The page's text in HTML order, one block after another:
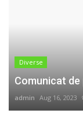
Diverse
Comunicat de
admin Aug 16, 2023